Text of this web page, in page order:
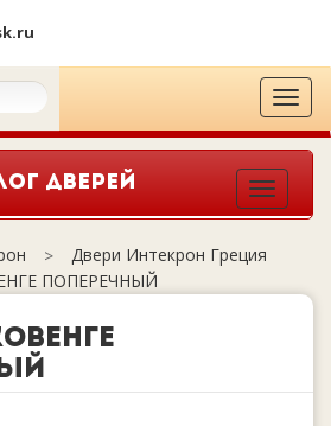
ДВЕРЕЙ
Двери Интекрон Греция
ПОПЕРЕЧНЫЙ